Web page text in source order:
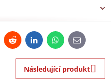
RedditLinkedInWhatsApp
E-
mail
Následující produkt